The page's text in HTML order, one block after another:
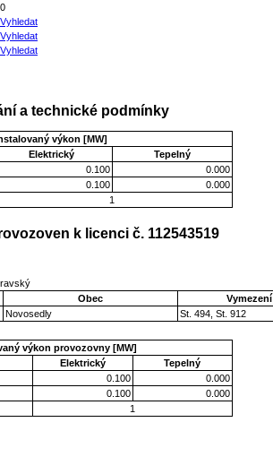
0
Vyhledat
Vyhledat
Vyhledat
a technické podmínky
výkon [MW]
Elektrický
Tepelný
0.100
0.000
0.100
0.000
1
k licenci č. 112543519
Obec
Vymezení
Novosedly St. 494, St. 912
výkon provozovny [MW]
Elektrický
Tepelný
0.100
0.000
0.100
0.000
1